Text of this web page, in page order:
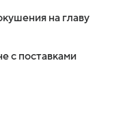
на главу
с поставками